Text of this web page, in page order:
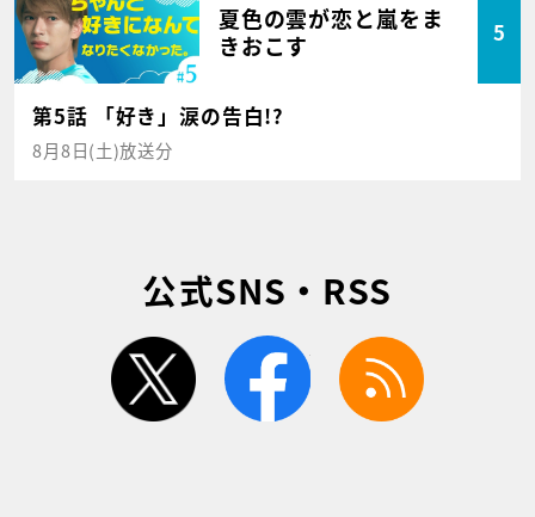
夏色の雲が恋と嵐をま
きおこす
5
第5話 「好き」涙の告白!?
8月8日(土)放送分
公式SNS・RSS
twitter facebook